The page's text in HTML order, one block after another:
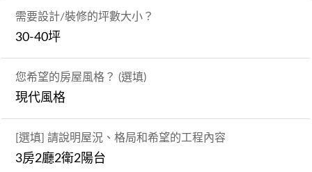
需要設計/裝修的坪數大小？
30-40坪
您希望的房屋風格？ (選填)
現代風格
[選填] 請說明屋況、格局和希望的工程內容
3房2廳2衛2陽台